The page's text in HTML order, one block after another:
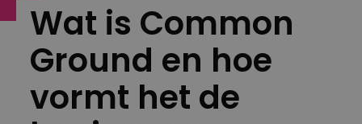
Wat is Common
Ground en hoe
vormt het de